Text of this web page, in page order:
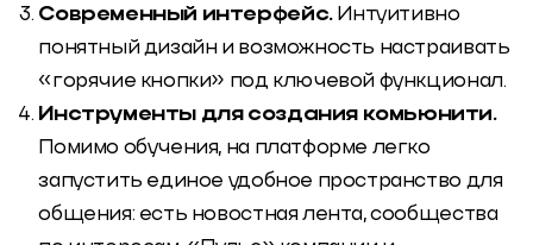
Современный интерфейс.Интуитивно
понятный дизайн и возможность настраивать
«горячие кнопки» под ключевой функционал.
Инструменты для создания комьюнити.
Помимо обучения, на платформе легко
запустить единое удобное пространство для
общения: есть новостная лента, сообщества